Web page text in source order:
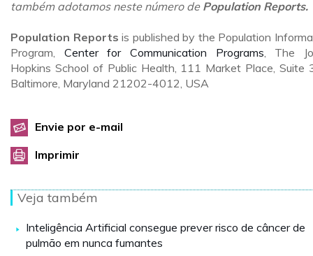
também adotamos neste número de Population Reports.
Population Reports is published by the Population
Program, Center for Communication Programs, The
Hopkins School of Public Health, 111 Market Place, Suite
Baltimore, Maryland 21202-4012, USA
Envie por e-mail
Imprimir
Veja também
Inteligência Artificial consegue prever risco de câncer de
pulmão em nunca fumantes